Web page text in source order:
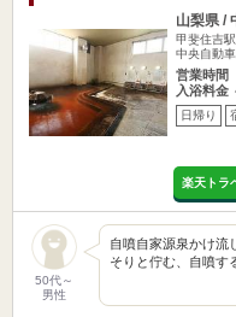
山梨県 /
甲斐住吉
中央自動
営業時間
入浴料金
日帰り
楽天トラ
50代～
男性
自噴自家源泉かけ流
そりと佇む、自噴す